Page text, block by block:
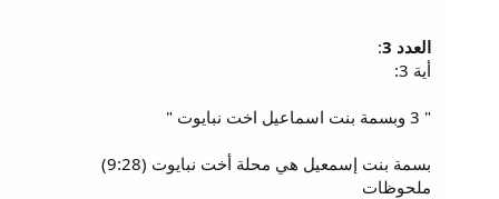
العدد 3
:
أية 3:
" 3 وبسمة بنت اسماعيل اخت نبايوت "
بسمة بنت إسمعيل هي محلة أخت نبايوت (9:28)
ملحوظات